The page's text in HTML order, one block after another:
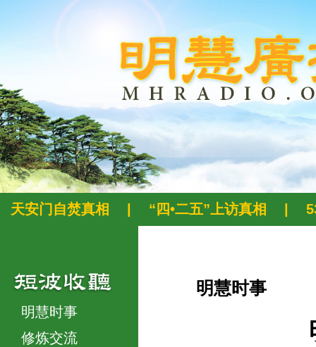
天安门自焚真相 “四•二五”上访真相
明慧时事
修炼交流
明慧时事